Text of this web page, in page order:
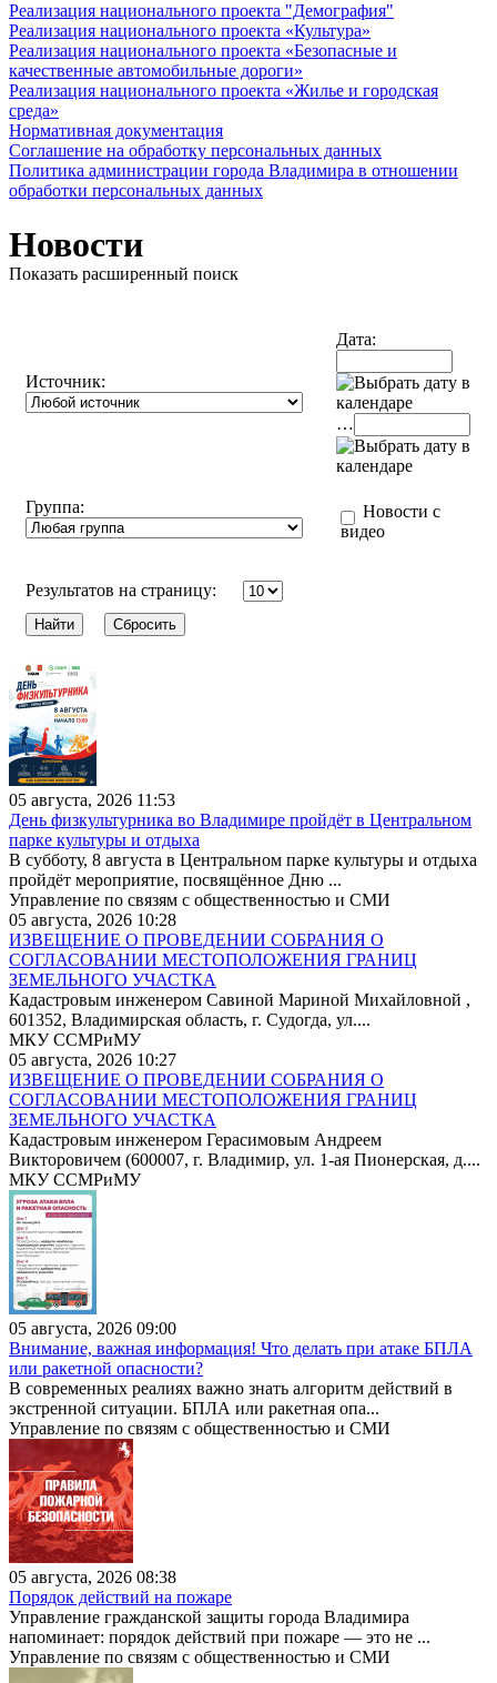
Реализация национального проекта "Демография"
Реализация национального проекта «Культура»
Реализация национального проекта «Безопасные и
качественные автомобильные дороги»
Реализация национального проекта «Жилье и городская
среда»
Нормативная документация
Соглашение на обработку персональных данных
Политика администрации города Владимира в отношении
обработки персональных данных
Новости
Показать расширенный поиск
Источник:
Дата:
…
Группа:
Новости с
видео
Результатов на страницу:
05 августа, 2026 11:53
День физкультурника во Владимире пройдёт в Центральном
парке культуры и отдыха
В субботу, 8 августа в Центральном парке культуры и отдыха
пройдёт мероприятие, посвящённое Дню ...
Управление по связям с общественностью и СМИ
05 августа, 2026 10:28
ИЗВЕЩЕНИЕ О ПРОВЕДЕНИИ СОБРАНИЯ О
СОГЛАСОВАНИИ МЕСТОПОЛОЖЕНИЯ ГРАНИЦ
ЗЕМЕЛЬНОГО УЧАСТКА
Кадастровым инженером Савиной Мариной Михайловной ,
601352, Владимирская область, г. Судогда, ул....
МКУ ССМРиМУ
05 августа, 2026 10:27
ИЗВЕЩЕНИЕ О ПРОВЕДЕНИИ СОБРАНИЯ О
СОГЛАСОВАНИИ МЕСТОПОЛОЖЕНИЯ ГРАНИЦ
ЗЕМЕЛЬНОГО УЧАСТКА
Кадастровым инженером Герасимовым Андреем
Викторовичем (600007, г. Владимир, ул. 1-ая Пионерская, д....
МКУ ССМРиМУ
05 августа, 2026 09:00
Внимание, важная информация! Что делать при атаке БПЛА
или ракетной опасности?
В современных реалиях важно знать алгоритм действий в
экстренной ситуации. БПЛА или ракетная опа...
Управление по связям с общественностью и СМИ
05 августа, 2026 08:38
Порядок действий на пожаре
Управление гражданской защиты города Владимира
напоминает: порядок действий при пожаре — это не ...
Управление по связям с общественностью и СМИ